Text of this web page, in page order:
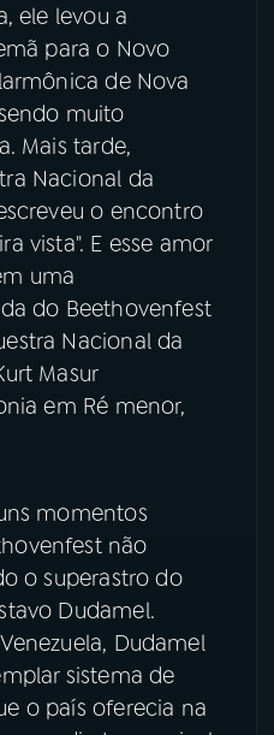
ele levou a
para o Novo
de Nova
muito
Mais tarde,
Nacional da
o encontro
vista". E esse amor
uma
do Beethovenfest
Nacional da
Masur
em Ré menor,
momentos
não
o superastro do
Dudamel.
Dudamel
sistema de
o país oferecia na